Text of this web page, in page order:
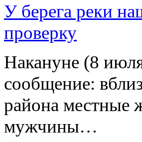
У берега реки
проверку
Накануне (8
сообщение:
района местные
мужчины…